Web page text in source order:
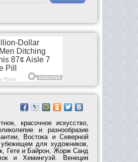
красочное искусство,
и разнообразие
Востока и Северной
для художников,
Гете и Байрон, Жорж Санд
и Хемингуэй. Венеция